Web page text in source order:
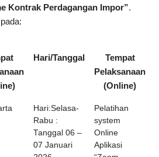
Kontrak Perdagangan Impor”.
Hari/Tanggal
Tempat
Pelaksanaan
(Online)
Hari:Selasa-
Rabu :
Tanggal 06 –
07 Januari
Pelatihan
system
Online
Aplikasi